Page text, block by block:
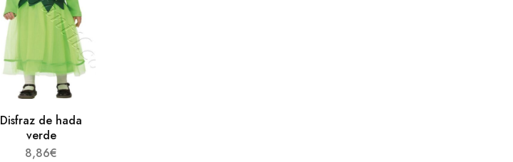
Disfraz de hada
verde
8,86€